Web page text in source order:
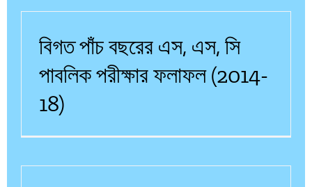
বিগত পাঁচ বছরের এস, এস, সি
পাবলিক পরীক্ষার ফলাফল (2014-
18)